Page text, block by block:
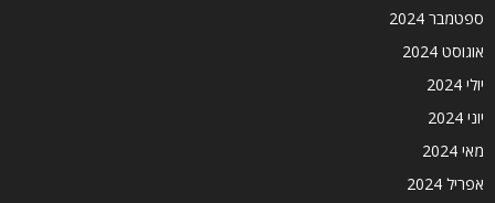
ספטמבר 2024
אוגוסט 2024
יולי 2024
יוני 2024
מאי 2024
אפריל 2024